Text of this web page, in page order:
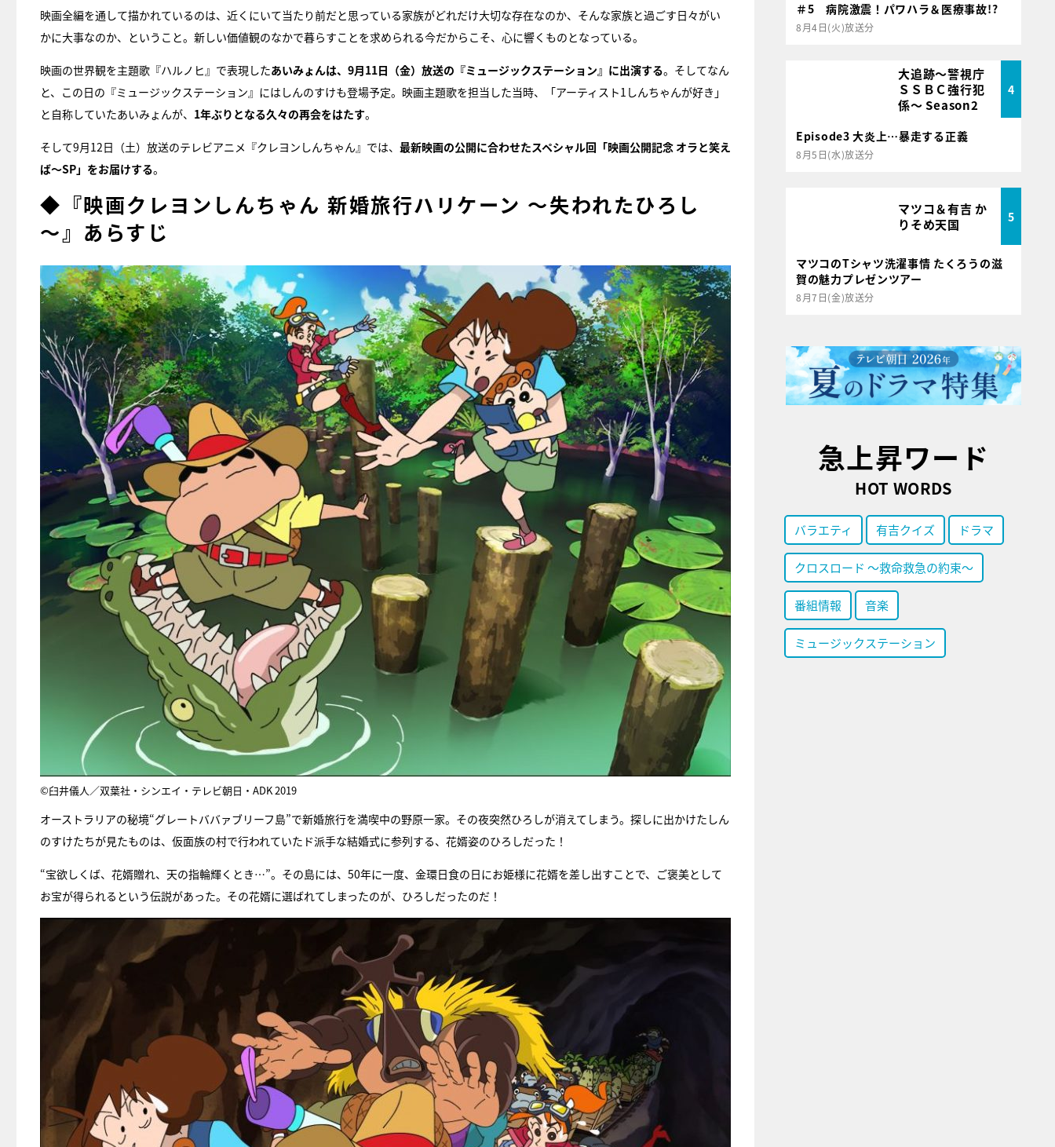
映画全編を通して描かれているのは、近くにいて当たり前だと思っている家族がどれだけ大切な存在なのか、そんな家族と過ごす日々がい
かに大事なのか、ということ。新しい価値観のなかで暮らすことを求められる今だからこそ、心に響くものとなっている。
映画の世界観を主題歌『ハルノヒ』で表現したあいみょんは、9月11日（金）放送の『ミュージックステーション』に出演する。そしてなん
と、この日の『ミュージックステーション』にはしんのすけも登場予定。映画主題歌を担当した当時、「アーティスト1しんちゃんが好き」
と自称していたあいみょんが、 1年ぶりとなる久々の再会をはたす。
そして9月12日（土）放送のテレビアニメ『クレヨンしんちゃん』では、 最新映画の公開に合わせたスペシャル回「映画公開記念 オラと笑え
ば～SP」をお届けする。
◆『映画クレヨンしんちゃん 新婚旅行ハリケーン ～失われたひろし
～』あらすじ
©臼井儀人／双葉社・シンエイ・テレビ朝日・ADK 2019
オーストラリアの秘境“グレートババァブリーフ島”で新婚旅行を満喫中の野原一家。その夜突然ひろしが消えてしまう。探しに出かけたしん
のすけたちが見たものは、仮面族の村で行われていたド派手な結婚式に参列する、花婿姿のひろしだった！
“宝欲しくば、花婿贈れ、天の指輪輝くとき…”。その島には、50年に一度、金環日食の日にお姫様に花婿を差し出すことで、ご褒美として
お宝が得られるという伝説があった。その花婿に選ばれてしまったのが、ひろしだったのだ！
＃5 病院激震！パワハラ＆医療事故!?
8月4日(火)放送分
大追跡～警視庁
ＳＳＢＣ強行犯
係～ Season2
4
Episode3 大炎上…暴走する正義
8月5日(水)放送分
マツコ＆有吉 か
りそめ天国
5
マツコのTシャツ洗濯事情 たくろうの滋
賀の魅力プレゼンツアー
8月7日(金)放送分
急上昇ワード
HOT WORDS
バラエティ 有吉クイズ ドラマ
クロスロード ～救命救急の約束～
番組情報 音楽
ミュージックステーション